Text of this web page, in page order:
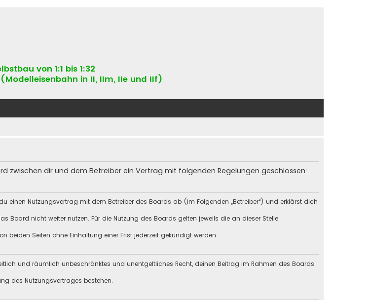
von 1:1 bis 1:32
in II, IIm, IIe und IIf)
dir und dem Betreiber ein Vertrag mit folgenden Regelungen geschlossen:
einen Nutzungsvertrag mit dem Betreiber des Boards ab (im Folgenden „Betreiber“) und erklärst dich
Board nicht weiter nutzen. Für die Nutzung des Boards gelten jeweils die an dieser Stelle
Seiten ohne Einhaltung einer Frist jederzeit gekündigt werden.
und räumlich unbeschränktes und unentgeltliches Recht, deinen Beitrag im Rahmen des Boards
des Nutzungsvertrages bestehen.